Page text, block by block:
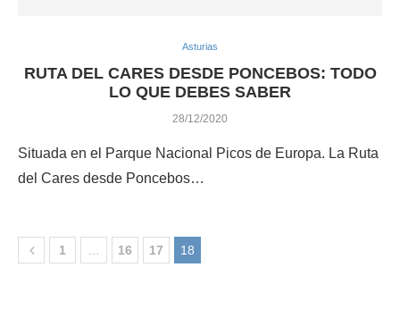
Asturias
RUTA DEL CARES DESDE PONCEBOS: TODO
LO QUE DEBES SABER
28/12/2020
Situada en el Parque Nacional Picos de Europa. La Ruta
del Cares desde Poncebos…
1 … 16 17 18